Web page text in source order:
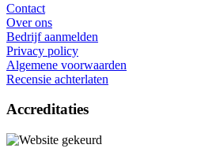
Contact
Over ons
Bedrijf aanmelden
Privacy policy
Algemene voorwaarden
Recensie achterlaten
Accreditaties